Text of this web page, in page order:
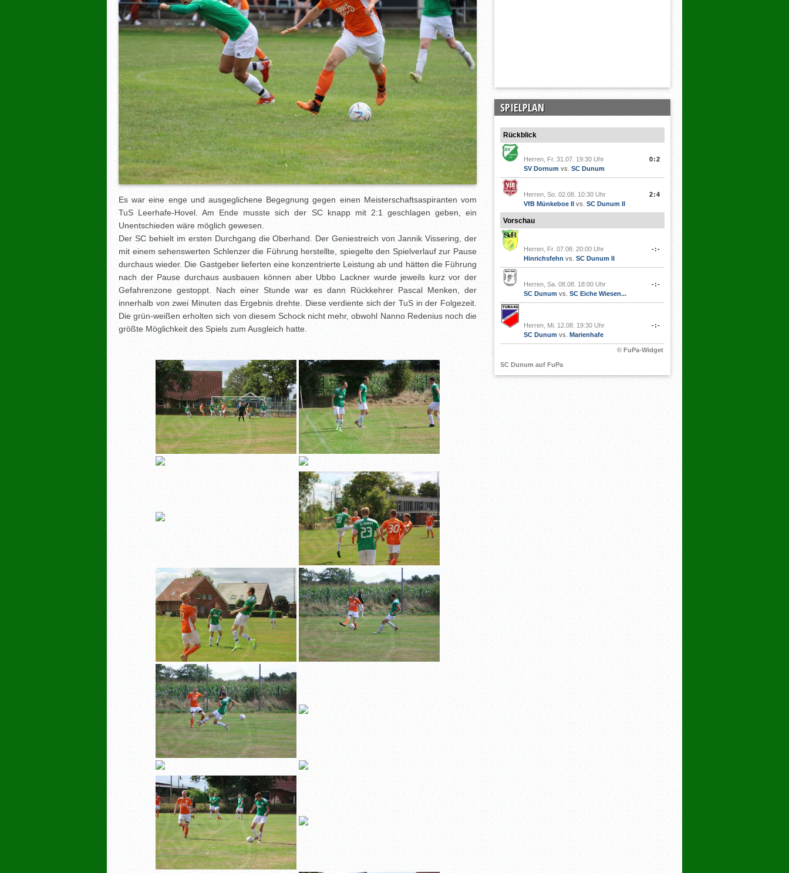
Es war eine enge und ausgeglichene Begegnung gegen einen Meisterschaftsaspiranten vom
TuS Leerhafe-Hovel. Am Ende musste sich der SC knapp mit 2:1 geschlagen geben, ein
Unentschieden wäre möglich gewesen.
Der SC behielt im ersten Durchgang die Oberhand. Der Geniestreich von Jannik Vissering, der
mit einem sehenswerten Schlenzer die Führung herstellte, spiegelte den Spielverlauf zur Pause
durchaus wieder. Die Gastgeber lieferten eine konzentrierte Leistung ab und hätten die Führung
nach der Pause durchaus ausbauen können aber Ubbo Lackner wurde jeweils kurz vor der
Gefahrenzone gestoppt. Nach einer Stunde war es dann Rückkehrer Pascal Menken, der
innerhalb von zwei Minuten das Ergebnis drehte. Diese verdiente sich der TuS in der Folgezeit.
Die grün-weißen erholten sich von diesem Schock nicht mehr, obwohl Nanno Redenius noch die
größte Möglichkeit des Spiels zum Ausgleich hatte.
SPIELPLAN
Rückblick
Herren, Fr. 31.07. 19:30 Uhr
SV Dornum vs. SC Dunum
0:2
Herren, So. 02.08. 10:30 Uhr
VfB Münkeboe II vs. SC Dunum II
2:4
Vorschau
Herren, Fr. 07.08. 20:00 Uhr
Hinrichsfehn vs. SC Dunum II
-:-
Herren, Sa. 08.08. 18:00 Uhr
SC Dunum vs. SC Eiche Wiesen...
-:-
Herren, Mi. 12.08. 19:30 Uhr
SC Dunum vs. Marienhafe
-:-
© FuPa-Widget
SC Dunum auf FuPa